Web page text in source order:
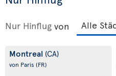
Nur Hinflug von
Montreal (CA)
von Paris (FR)